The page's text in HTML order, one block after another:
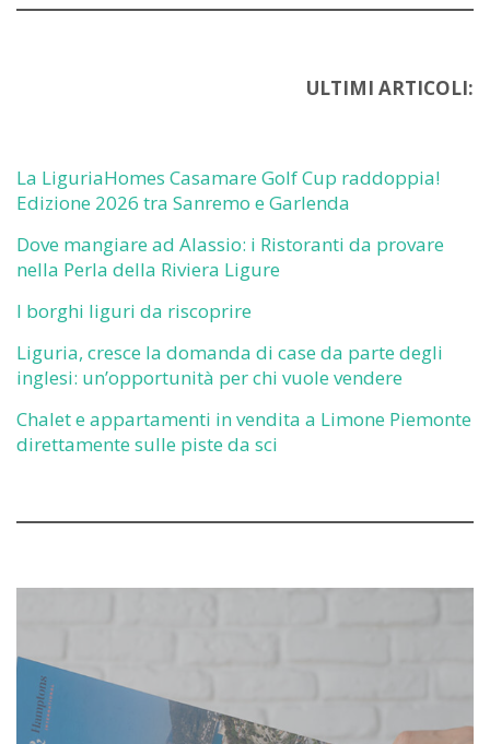
ULTIMI ARTICOLI:
La LiguriaHomes Casamare Golf Cup raddoppia!
Edizione 2026 tra Sanremo e Garlenda
Dove mangiare ad Alassio: i Ristoranti da provare
nella Perla della Riviera Ligure
I borghi liguri da riscoprire
Liguria, cresce la domanda di case da parte degli
inglesi: un’opportunità per chi vuole vendere
Chalet e appartamenti in vendita a Limone Piemonte
direttamente sulle piste da sci